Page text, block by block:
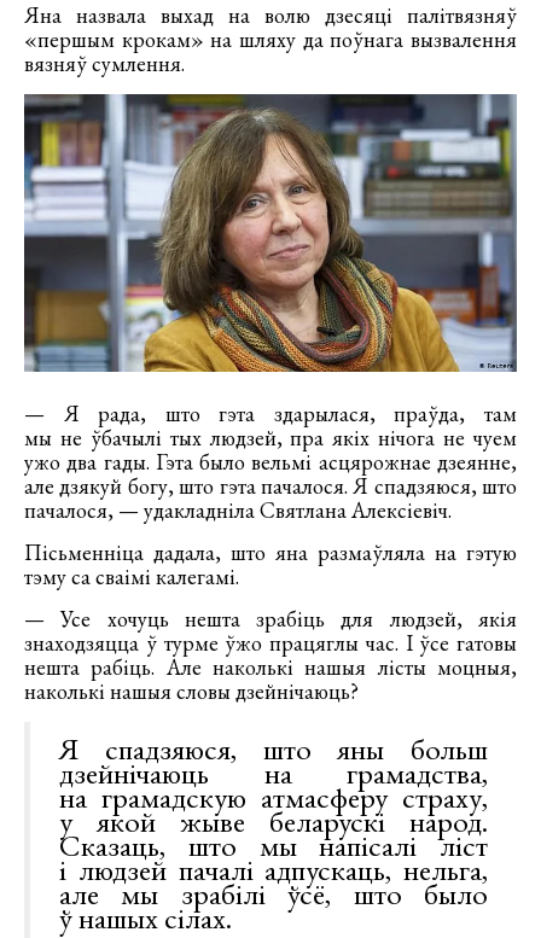
Яна назвала выхад на волю дзесяці палітвязняў
«першым крокам» на шляху да поўнага вызвалення
вязняў сумлення.
— Я рада, што гэта здарылася, праўда, там
мы не ўбачылі тых людзей, пра якіх нічога не чуем
ужо два гады. Гэта было вельмі асцярожнае дзеянне,
але дзякуй богу, што гэта пачалося. Я спадзяюся, што
пачалося, — удакладніла Святлана Алексіевіч.
Пісьменніца дадала, што яна размаўляла на гэтую
тэму са сваімі калегамі.
— Усе хочуць нешта зрабіць для людзей, якія
знаходзяцца ў турме ўжо працяглы час. І ўсе гатовы
нешта рабіць. Але наколькі нашыя лісты моцныя,
наколькі нашыя словы дзейнічаюць?
Я спадзяюся, што яны больш
дзейнічаюць на грамадства,
на грамадскую атмасферу страху,
у якой жыве беларускі народ.
Сказаць, што мы напісалі ліст
і людзей пачалі адпускаць, нельга,
але мы зрабілі ўсё, што было
ў нашых сілах.